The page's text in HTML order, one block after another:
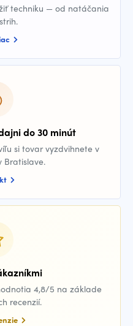
techniku — od natáčania
do 30 minút
si tovar vyzdvihnete v
Bratislave.
4,8/5 na základe
recenzií.